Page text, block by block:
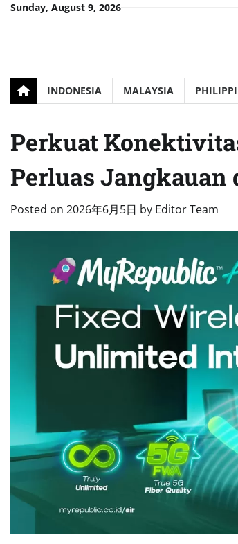
SkipSunday, August 9, 2026
INDONESIA MALAYSIA
Perkuat
Perluas Jangkauan
Posted on 2026年6月5日 by Editor Team